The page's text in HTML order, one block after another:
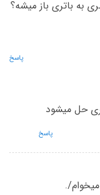
به باتری باز میشه؟
پاسخ
حل میشود
پاسخ
.